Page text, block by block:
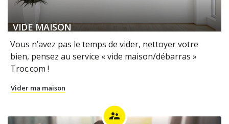
VIDE MAISON
Vous n’avez pas le temps de vider, nettoyer votre
bien, pensez au service « vide maison/débarras »
Troc.com !
Vider ma maison
supervisor_account